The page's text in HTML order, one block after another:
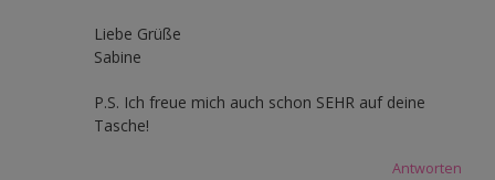
Liebe Grüße
Sabine
P.S. Ich freue mich auch schon SEHR auf deine
Tasche!
Antworten